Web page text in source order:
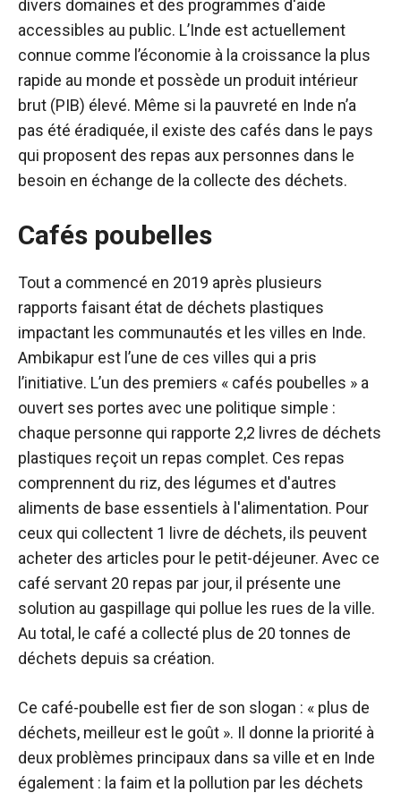
divers domaines et des programmes d'aide
accessibles au public. L’Inde est actuellement
connue comme l’économie à la croissance la plus
rapide au monde et possède un produit intérieur
brut (PIB) élevé. Même si la pauvreté en Inde n’a
pas été éradiquée, il existe des cafés dans le pays
qui proposent des repas aux personnes dans le
besoin en échange de la collecte des déchets.
Cafés poubelles
Tout a commencé en 2019 après plusieurs
rapports faisant état de déchets plastiques
impactant les communautés et les villes en Inde.
Ambikapur est l’une de ces villes qui a pris
l’initiative. L’un des premiers « cafés poubelles » a
ouvert ses portes avec une politique simple :
chaque personne qui rapporte 2,2 livres de déchets
plastiques reçoit un repas complet. Ces repas
comprennent du riz, des légumes et d'autres
aliments de base essentiels à l'alimentation. Pour
ceux qui collectent 1 livre de déchets, ils peuvent
acheter des articles pour le petit-déjeuner. Avec ce
café servant 20 repas par jour, il présente une
solution au gaspillage qui pollue les rues de la ville.
Au total, le café a collecté plus de 20 tonnes de
déchets depuis sa création.
Ce café-poubelle est fier de son slogan : « plus de
déchets, meilleur est le goût ». Il donne la priorité à
deux problèmes principaux dans sa ville et en Inde
également : la faim et la pollution par les déchets